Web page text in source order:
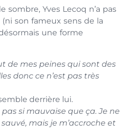
sombre, Yves Lecoq n’a pas
son fameux sens de la
une forme
de mes peines qui sont des
donc ce n’est pas très
derrière lui.
pas si mauvaise que ça. Je ne
mais je m’accroche et